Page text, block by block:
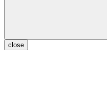
close